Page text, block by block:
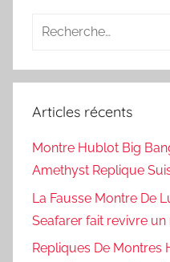
Recherche
:
Articles récents
Montre Hublot Big
Amethyst Replique
La Fausse Montre De
Seafarer fait revivre
Repliques De Montres